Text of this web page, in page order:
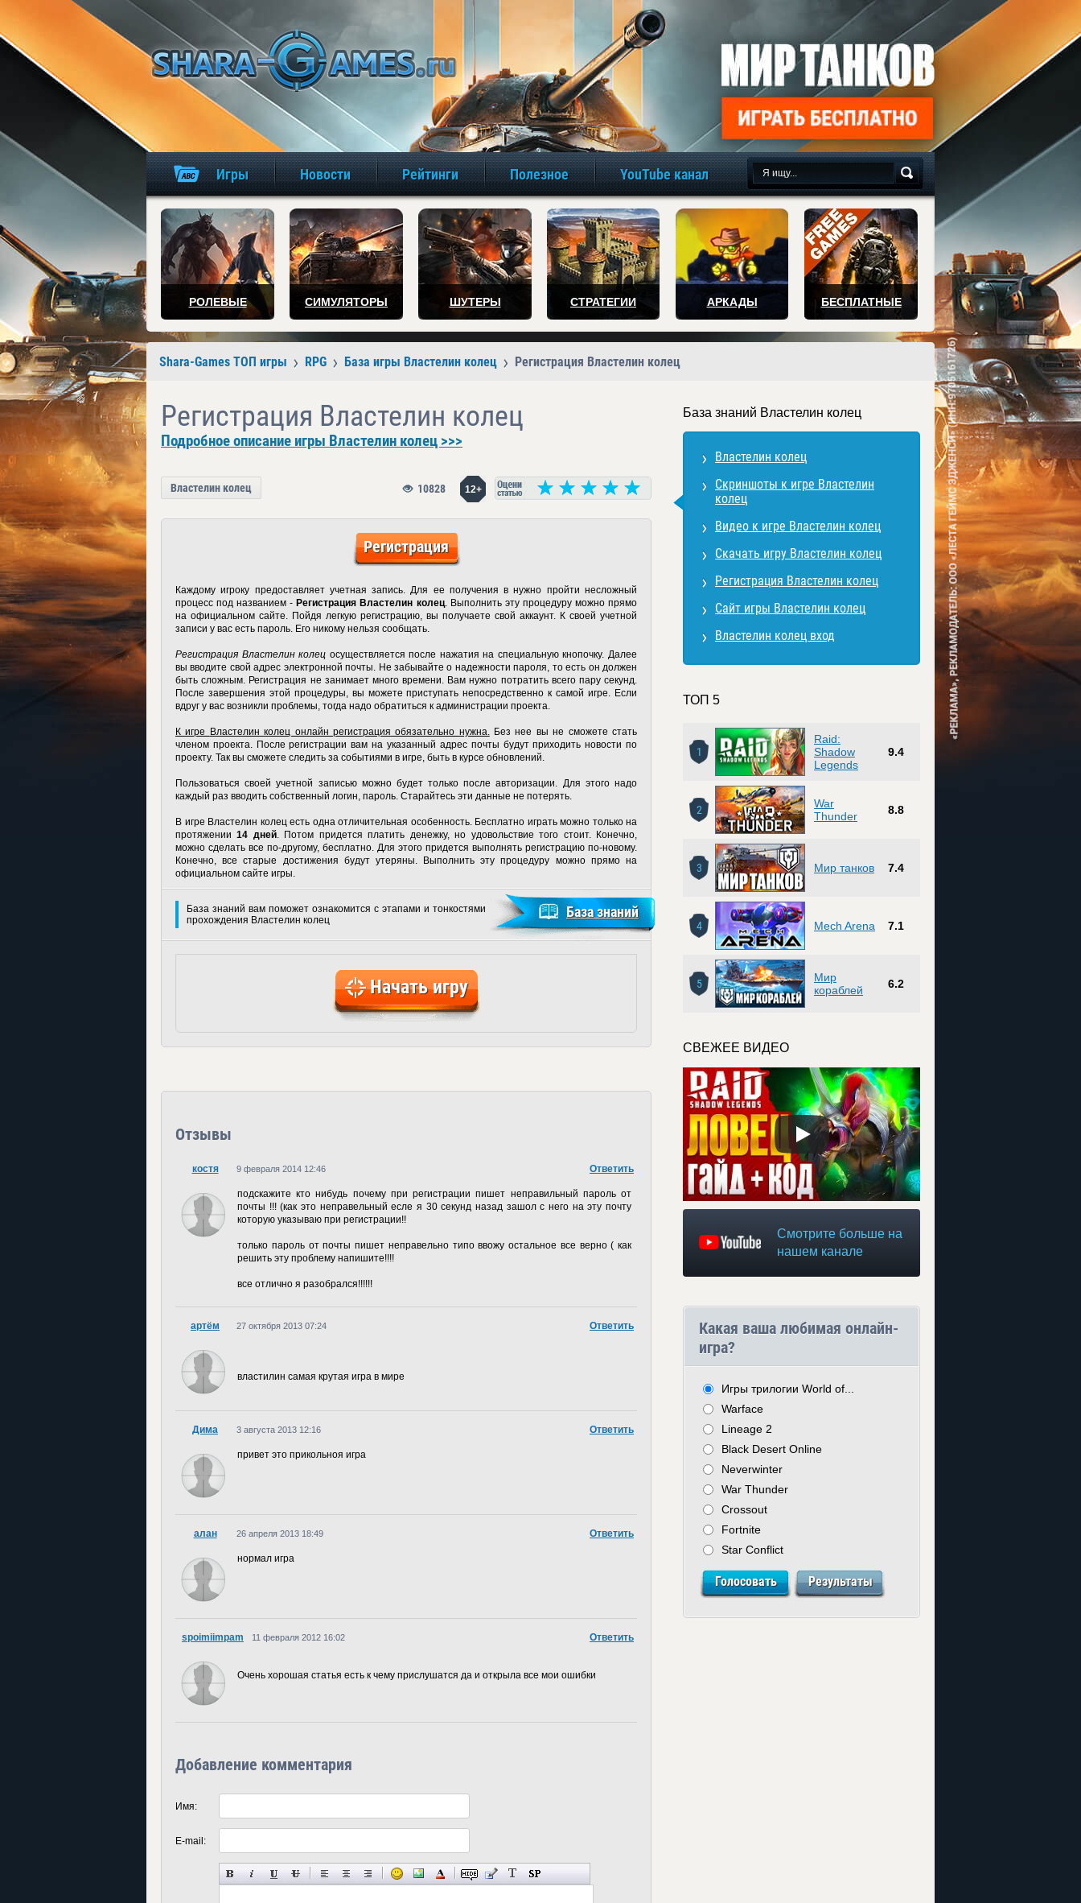
игры онлайн бесплатно
Игры Новости Рейтинги Полезное YouTube канал
РОЛЕВЫЕ СИМУЛЯТОРЫ ШУТЕРЫ СТРАТЕГИИ АРКАДЫ БЕСПЛАТНЫЕ
Shara-Games ТОП игры RPG База игры Властелин колец Регистрация Властелин колец
Регистрация Властелин колец
Подробное описание игры Властелин колец >>>
Властелин колец 12+
10828
Регистрация
Каждому игроку предоставляет учетная запись. Для ее получения в нужно пройти несложный
процесс под названием - Регистрация Властелин колец. Выполнить эту процедуру можно прямо
на официальном сайте. Пойдя легкую регистрацию, вы получаете свой аккаунт. К своей учетной
записи у вас есть пароль. Его никому нельзя сообщать.
Регистрация Властелин колец осуществляется после нажатия на специальную кнопочку. Далее
вы вводите свой адрес электронной почты. Не забывайте о надежности пароля, то есть он должен
быть сложным. Регистрация не занимает много времени. Вам нужно потратить всего пару секунд.
После завершения этой процедуры, вы можете приступать непосредственно к самой игре. Если
вдруг у вас возникли проблемы, тогда надо обратиться к администрации проекта.
К игре Властелин колец онлайн регистрация обязательно нужна.Без нее вы не сможете стать
членом проекта. После регистрации вам на указанный адрес почты будут приходить новости по
проекту. Так вы сможете следить за событиями в игре, быть в курсе обновлений.
Пользоваться своей учетной записью можно будет только после авторизации. Для этого надо
каждый раз вводить собственный логин, пароль. Старайтесь эти данные не потерять.
В игре Властелин колец есть одна отличительная особенность. Бесплатно играть можно только на
протяжении14 дней. Потом придется платить денежку, но удовольствие того стоит. Конечно,
можно сделать все по-другому, бесплатно. Для этого придется выполнять регистрацию по-новому.
Конечно, все старые достижения будут утеряны. Выполнить эту процедуру можно прямо на
официальном сайте игры.
База знаний вам поможет ознакомится с этапами и тонкостями
прохождения Властелин колец
База знаний
Начать игру
Отзывы
костя Ответить
9 февраля 2014 12:46
подскажите кто нибудь почему при регистрации пишет неправильный пароль от
почты !!! (как это неправельный есле я 30 секунд назад зашол с него на эту почту
которую указываю при регистрации!!
только пароль от почты пишет неправельно типо ввожу остальное все верно ( как
решить эту проблему напишите!!!!
все отлично я разобрался!!!!!!
артём Ответить
27 октября 2013 07:24
властилин самая крутая игра в мире
Дима Ответить
3 августа 2013 12:16
привет это прикольноя игра
алан Ответить
26 апреля 2013 18:49
нормал игра
spoimiimpam Ответить
11 февраля 2012 16:02
Очень хорошая статья есть к чему прислушатся да и открыла все мои ошибки
Добавление комментария
Имя:
E-mail:
База знаний Властелин колец
Властелин колец
Скриншоты к игре Властелин
колец
Видео к игре Властелин колец
Скачать игру Властелин колец
Регистрация Властелин колец
Сайт игры Властелин колец
Властелин колец вход
ТОП 5
1
Raid:
Shadow
Legends
9.4
2
War
Thunder
8.8
3 Мир танков 7.4
4 Mech Arena 7.1
5
Мир
кораблей
6.2
СВЕЖЕЕ ВИДЕО
Смотрите больше на
нашем канале
Какая ваша любимая онлайн-
игра?
Игры трилогии World of...
Warface
Lineage 2
Black Desert Online
Neverwinter
War Thunder
Crossout
Fortnite
Star Conflict